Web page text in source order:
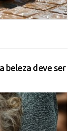
beleza deve ser